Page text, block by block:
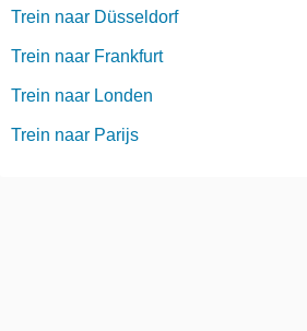
Trein naar Düsseldorf
Trein naar Frankfurt
Trein naar Londen
Trein naar Parijs